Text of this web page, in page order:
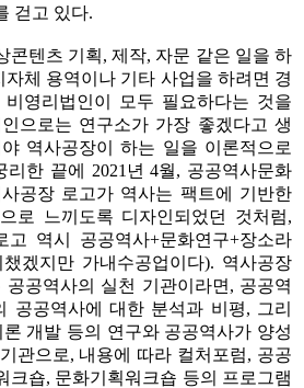
걷고 있다.
콘텐츠 기획, 제작, 자문 같은 일을 하
체 용역이나 기타 사업을 하려면 경
영리법인이 모두 필요하다는 것을
으로는 연구소가 가장 좋겠다고 생
역사공장이 하는 일을 이론적으로
한 끝에 2021년 4월, 공공역사문화
공장 로고가 역사는 팩트에 기반한
로 느끼도록 디자인되었던 것처럼,
고 역시 공공역사+문화연구+장소라
겠지만 가내수공업이다). 역사공장
공역사의 실천 기관이라면, 공공역
공공역사에 대한 분석과 비평, 그리
개발 등의 연구와 공공역사가 양성
관으로, 내용에 따라 컬처포럼, 공공
크숍, 문화기획워크숍 등의 프로그램